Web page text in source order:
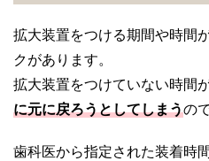
拡大装置をつける期間や時間
クがあります。
拡大装置をつけていない時間
に元に戻ろうとしてしまうの
歯科医から指定された装着時